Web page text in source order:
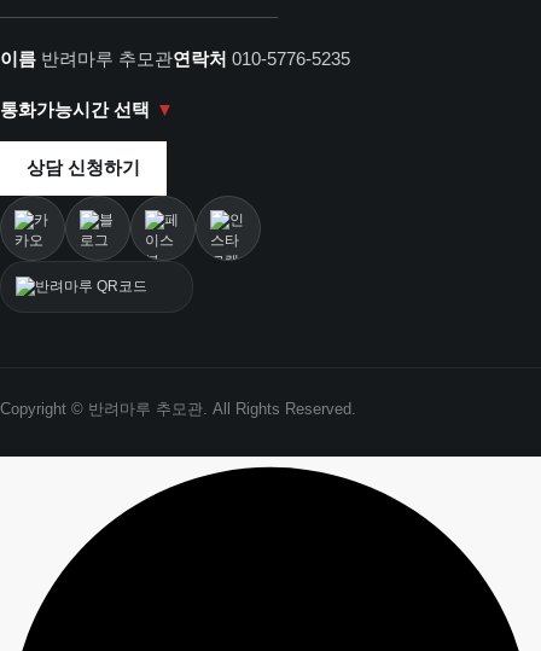
이름 반려마루 추모관연락처 010-5776-5235
통화가능시간 선택
상담 신청하기
Copyright © 반려마루 추모관. All Rights Reserved.